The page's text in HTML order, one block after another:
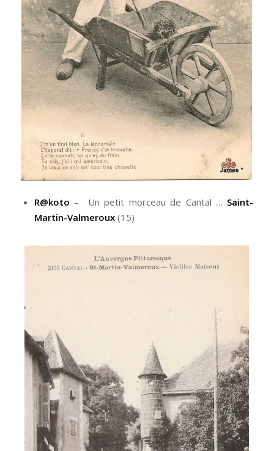
R@koto – Un petit morceau de Cantal … Saint-
Martin-Valmeroux(15)